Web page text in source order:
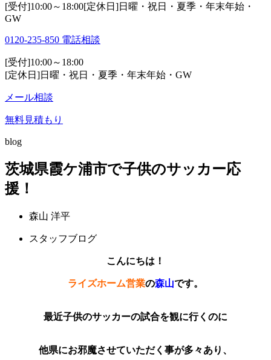
[受付]10:00～18:00[定休日]日曜・祝日・夏季・年末年始・
GW
0120-235-850 電話相談
[受付]10:00～18:00
[定休日]日曜・祝日・夏季・年末年始・GW
メール相談
無料見積もり
blog
茨城県霞ケ浦市で子供のサッカー応
援！
森山 洋平
スタッフブログ
こんにちは！
ライズホーム営業の森山です。
最近子供のサッカーの試合を観に行くのに
他県にお邪魔させていただく事が多々あり、